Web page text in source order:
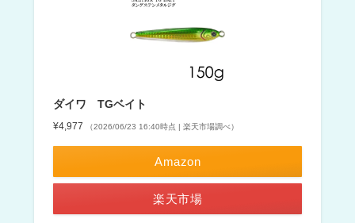
ダイワ TGベイト
¥4,977 （2026/06/23 16:40時点 | 楽天市場調べ）
Amazon
楽天市場